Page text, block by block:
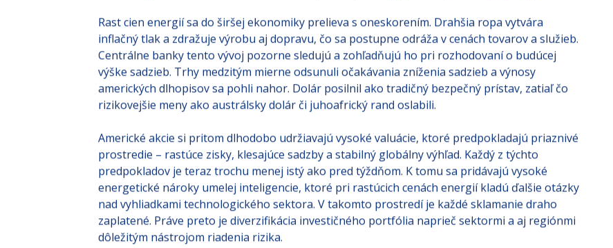
Rast cien energií sa do širšej ekonomiky prelieva s oneskorením. Drahšia ropa vytvára
inflačný tlak a zdražuje výrobu aj dopravu, čo sa postupne odráža v cenách tovarov a služieb.
Centrálne banky tento vývoj pozorne sledujú a zohľadňujú ho pri rozhodovaní o budúcej
výške sadzieb. Trhy medzitým mierne odsunuli očakávania zníženia sadzieb a výnosy
amerických dlhopisov sa pohli nahor. Dolár posilnil ako tradičný bezpečný prístav, zatiaľ čo
rizikovejšie meny ako austrálsky dolár či juhoafrický rand oslabili.
Americké akcie si pritom dlhodobo udržiavajú vysoké valuácie, ktoré predpokladajú priaznivé
prostredie – rastúce zisky, klesajúce sadzby a stabilný globálny výhľad. Každý z týchto
predpokladov je teraz trochu menej istý ako pred týždňom. K tomu sa pridávajú vysoké
energetické nároky umelej inteligencie, ktoré pri rastúcich cenách energií kladú ďalšie otázky
nad vyhliadkami technologického sektora. V takomto prostredí je každé sklamanie draho
zaplatené. Práve preto je diverzifikácia investičného portfólia naprieč sektormi a aj regiónmi
dôležitým nástrojom riadenia rizika.